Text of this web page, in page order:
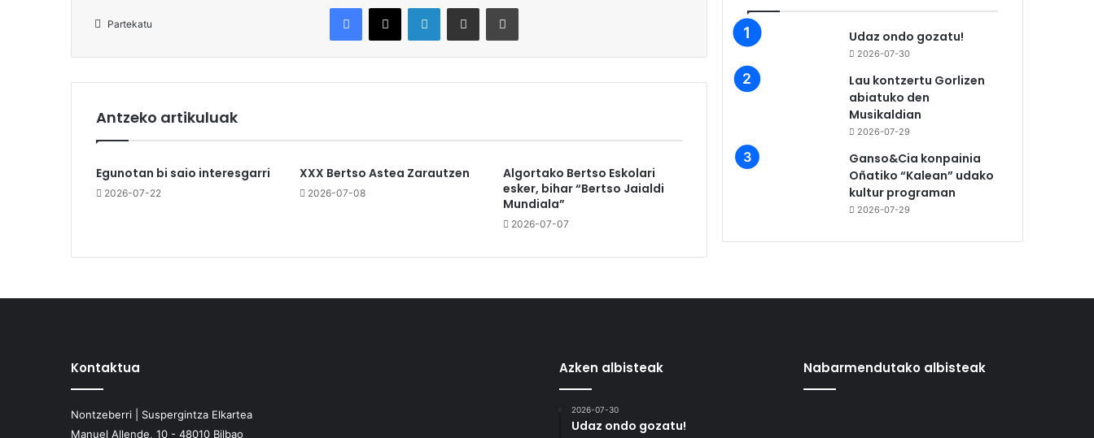
Partekatu
Antzeko artikuluak
Egunotan bi saio interesgarri
2026-07-22
XXX Bertso Astea Zarautzen
2026-07-08
Algortako Bertso Eskolari
esker, bihar “Bertso Jaialdi
Mundiala”
2026-07-07
Udaz ondo gozatu!
2026-07-30
Lau kontzertu Gorlizen
abiatuko den
Musikaldian
2026-07-29
Ganso&Cia konpainia
Oñatiko “Kalean” udako
kultur programan
2026-07-29
Kontaktua
Nontzeberri | Suspergintza Elkartea
Manuel Allende, 10 - 48010 Bilbao
Azken albisteak
2026-07-30
Udaz ondo gozatu!
Nabarmendutako albisteak